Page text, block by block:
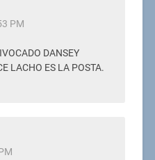
PM
DANSEY
LACHO ES LA POSTA.